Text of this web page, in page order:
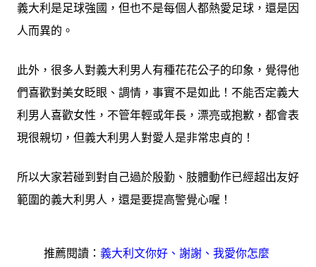
義大利是足球強國，但也不是每個人都熱愛足球，還是因
人而異的。
此外，很多人對義大利男人有種花花公子的印象，覺得他
們喜歡對美女眨眼、調情，事實不是如此！不能否定義大
利男人喜歡女性，不管年輕或年長，漂亮或抱歉，都會表
現很親切，但義大利男人對愛人是非常忠貞的！
所以大家若碰到對自己過於殷勤、肢體動作已經超出友好
範圍的義大利男人，還是要提高警覺心喔！
推薦閱讀： 義大利文你好、謝謝、我愛你怎麼